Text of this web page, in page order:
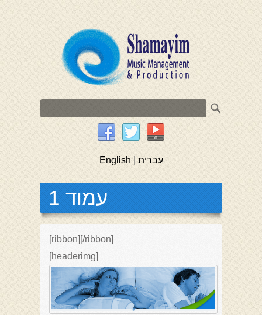
English | עברית
עמוד 1
[ribbon][/ribbon]
[headerimg]